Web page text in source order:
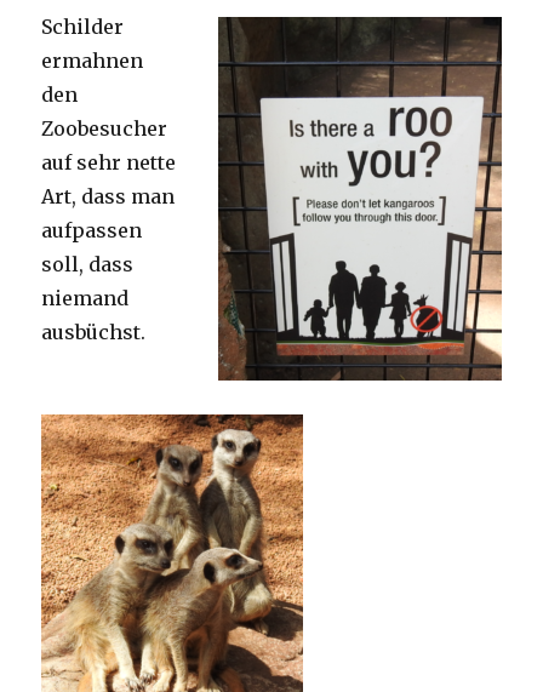
Schilder
ermahnen
den
Zoobesucher
auf sehr nette
Art, dass man
aufpassen
soll, dass
niemand
ausbüchst.